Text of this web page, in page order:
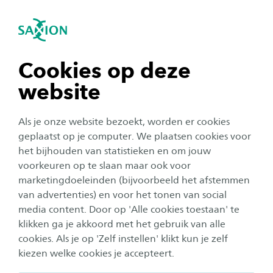
Cookies op deze
website
Als je onze website bezoekt, worden er cookies
geplaatst op je computer. We plaatsen cookies voor
het bijhouden van statistieken en om jouw
voorkeuren op te slaan maar ook voor
marketingdoeleinden (bijvoorbeeld het afstemmen
van advertenties) en voor het tonen van social
media content. Door op 'Alle cookies toestaan' te
klikken ga je akkoord met het gebruik van alle
cookies. Als je op 'Zelf instellen' klikt kun je zelf
kiezen welke cookies je accepteert.
Navigatie openen
tonen
tonen
tonen
tonen
sluiten
Nieuws
Alle categorieën
Studentenleven
Publicatiedatum:
9 juni 2026
Studeren met een ondersteuningsvraag: welke
hulp biedt Saxion?
Organisatie
Publicatiedatum:
4 december 2025
Van twijfel naar toewijding: hoe Anniek haar